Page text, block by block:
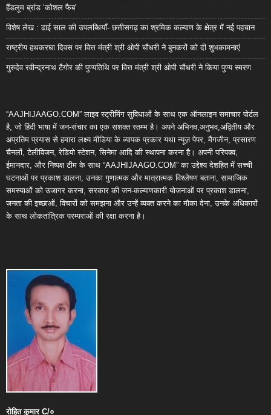
हैंडलूम ब्रांड ‘कोशल फैब’
विशेष लेख : ढाई साल की उपलब्धियाँ- छत्तीसगढ़ का श्रमिक कल्याण के क्षेत्र में नई पहचान
राष्ट्रीय हथकरघा दिवस पर वित्त मंत्री श्री ओपी चौधरी ने बुनकरों को दी शुभकामनाएं
गुरुदेव रवीन्द्रनाथ टैगोर की पुण्यतिथि पर वित्त मंत्री श्री ओपी चौधरी ने किया पुण्य स्मरण
“AAJHIJAAGO.COM” लाइव स्ट्रीमिंग सुविधाओं के साथ एक ऑनलाइन समाचार पोर्टल
है, जो हिंदी भाषा में जन-संचार का एक सशक्त स्तम्भ है। अपने अभिनव,अनुभव,अद्वितीय और
अप्रतिम प्रयास से हमारा लक्ष्य मीडिया के व्यापक प्रकार यथा न्यूज़ पेपर, मैगजीन, प्रसारण
चैनलों, टेलीविजन, रेडियो स्टेशन, सिनेमा आदि की स्थापना करना है। अपनी परिपक्व,
ईमानदार, और निष्पक्ष टीम के साथ “AAJHIJAAGO.COM” का उद्देश्य देशहित में सच्ची
घटनाओं पर प्रकाश डालना, उनका गुणात्मक और मात्रात्मक विश्लेषण बताना, सामाजिक
समस्याओं को उजागर करना, सरकार की जन-कल्याणकारी योजनाओं पर प्रकाश डालना,
जनता की इच्छाओं, विचारों को समझना और उन्हें व्यक्त करने का मौका देना, उनके अधिकारों
के साथ लोकतांत्रिक परम्पराओं की रक्षा करना है।
रोहित कुमारC/०